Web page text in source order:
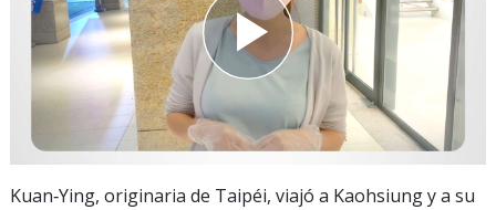
Kuan‑Ying, originaria de Taipéi, viajó a Kaohsiung y a su